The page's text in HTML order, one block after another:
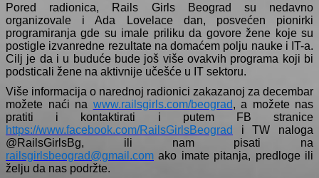
Pored radionica, Rails Girls Beograd su nedavno
organizovale i Ada Lovelace dan, posvećen pionirki
programiranja gde su imale priliku da govore žene koje su
postigle izvanredne rezultate na domaćem polju nauke i IT-a.
Cilj je da i u buduće bude još više ovakvih programa koji bi
podsticali žene na aktivnije učešće u IT sektoru.
Više informacija o narednoj radionici zakazanoj za decembar
možete naći na www.railsgirls.com/beograd, a možete nas
pratiti i kontaktirati i putem FB stranice
https://www.facebook.com/RailsGirlsBeograd
i TW naloga
@RailsGirlsBg, ili nam pisati na
railsgirlsbeograd@gmail.com ako imate pitanja, predloge ili
želju da nas podržte.